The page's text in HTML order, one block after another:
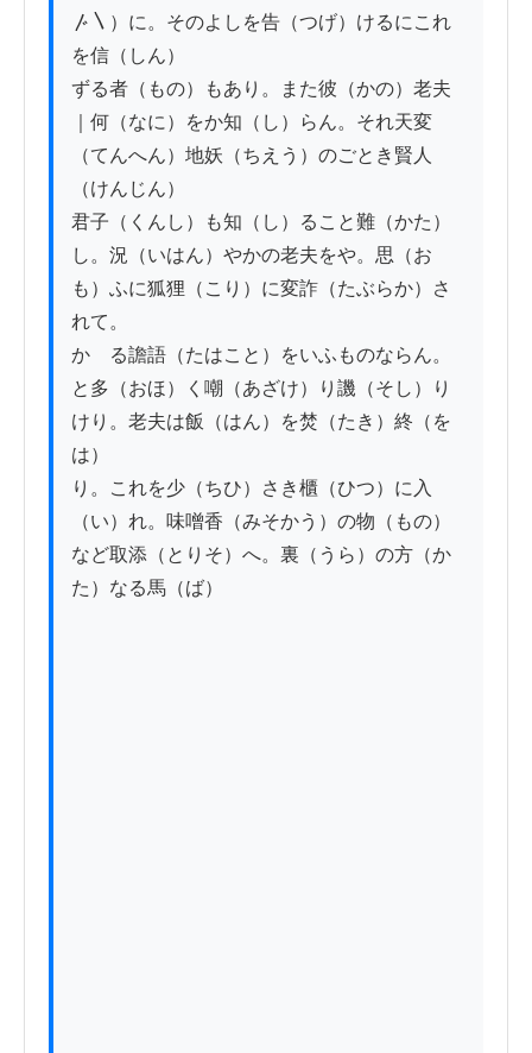
〴〵）に。そのよしを告（つげ）けるにこれ
を信（しん）
ずる者（もの）もあり。また彼（かの）老夫
｜何（なに）をか知（し）らん。それ天変
（てんへん）地妖（ちえう）のごとき賢人
（けんじん）
君子（くんし）も知（し）ること難（かた）
し。況（いはん）やかの老夫をや。思（お
も）ふに狐狸（こり）に変詐（たぶらか）さ
れて。
かゝる譫語（たはこと）をいふものならん。
と多（おほ）く嘲（あざけ）り譏（そし）り
けり。老夫は飯（はん）を焚（たき）終（を
は）
り。これを少（ちひ）さき櫃（ひつ）に入
（い）れ。味噌香（みそかう）の物（もの）
など取添（とりそ）へ。裏（うら）の方（か
た）なる馬（ば）